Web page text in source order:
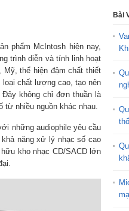
phẩm McIntosh hiện nay,
trình diễn và tính linh hoạt
Mỹ, thể hiện đậm chất thiết
chất lượng cao, tạo nên
không chỉ đơn thuần là
từ nhiều nguồn khác nhau.
những audiophile yêu cầu
năng xử lý nhạc số cao
kho nhạc CD/SACD lớn
Bài